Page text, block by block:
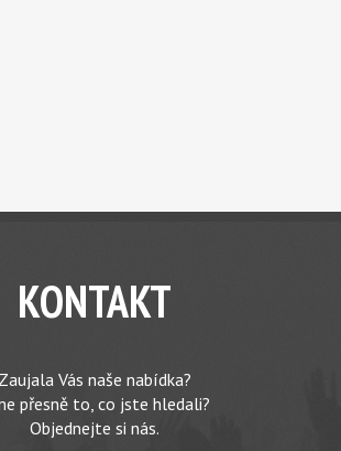
KONTAKT
Zaujala Vás naše nabídka?
přesně to, co jste hledali?
Objednejte si nás.